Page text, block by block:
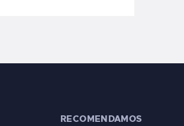
RECOMENDAMOS